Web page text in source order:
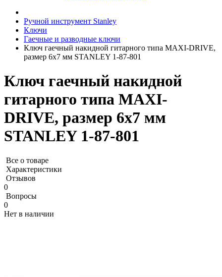
Ручной инструмент Stanley
Ключи
Гаечные и разводные ключи
Ключ гаечный накидной гитарного типа MAXI-DRIVE,
размер 6х7 мм STANLEY 1-87-801
Ключ гаечный накидной
гитарного типа MAXI-
DRIVE, размер 6х7 мм
STANLEY 1-87-801
Все о товаре
Характеристики
Отзывов
0
Вопросы
0
Нет в наличии